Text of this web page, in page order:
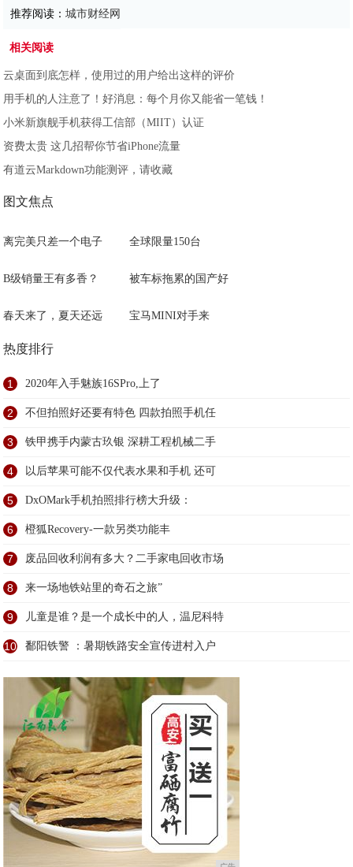
推荐阅读：城市财经网
相关阅读
云桌面到底怎样，使用过的用户给出这样的评价
用手机的人注意了！好消息：每个月你又能省一笔钱！
小米新旗舰手机获得工信部（MIIT）认证
资费太贵 这几招帮你节省iPhone流量
有道云Markdown功能测评，请收藏
图文焦点
离完美只差一个电子 全球限量150台
B级销量王有多香？ 被车标拖累的国产好
春天来了，夏天还远 宝马MINI对手来
热度排行
1 2020年入手魅族16SPro,上了
2 不但拍照好还要有特色 四款拍照手机任
3 铁甲携手内蒙古玖银 深耕工程机械二手
4 以后苹果可能不仅代表水果和手机 还可
5 DxOMark手机拍照排行榜大升级：
6 橙狐Recovery-一款另类功能丰
7 废品回收利润有多大？二手家电回收市场
8 来一场地铁站里的奇石之旅”
9 儿童是谁？是一个成长中的人，温尼科特
10 鄱阳铁警 ：暑期铁路安全宣传进村入户